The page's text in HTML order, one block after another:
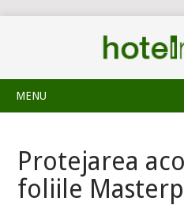
MENU
Protejarea
foliile